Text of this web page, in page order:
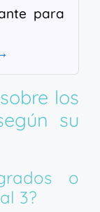
para
los
su
o
3?